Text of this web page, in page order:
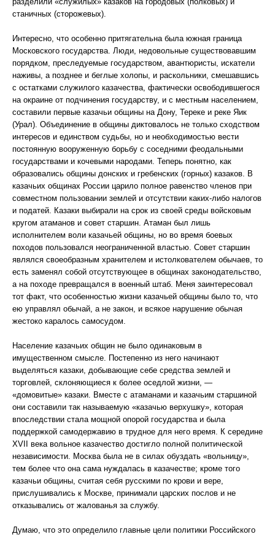
станичных (сторожевых).
Интересно, что особенно притягательна была южная граница
Московского государства. Люди, недовольные существовавшим
порядком, преследуемые государством, авантюристы, искатели
наживы, а позднее и беглые холопы, и раскольники, смешавшись
с остатками служилого казачества, фактически освободившегося
на окраине от подчинения государству, и с местным населением,
составили первые казачьи общины на Дону, Тереке и реке Яик
(Урал). Объединение в общины диктовалось не только сходством
интересов и единством судьбы, но и необходимостью вести
постоянную вооруженную борьбу с соседними феодальными
государствами и кочевыми народами. Теперь понятно, как
образовались общины донских и гребенских (горных) казаков. В
казачьих общинах России царило полное равенство членов при
совместном пользовании землей и отсутствии каких-либо налогов
и податей. Казаки выбирали на срок из своей среды войсковым
кругом атаманов и совет старшин. Атаман был лишь
исполнителем воли казачьей общины, но во время боевых
походов пользовался неограниченной властью. Совет старшин
являлся своеобразным хранителем и истолкователем обычаев, то
есть заменял собой отсутствующее в общинах законодательство,
а на походе превращался в военный штаб. Меня заинтересовал
тот факт, что особенностью жизни казачьей общины было то, что
ею управлял обычай, а не закон, и всякое нарушение обычая
жестоко каралось самосудом.
Население казачьих общин не было одинаковым в
имущественном смысле. Постепенно из него начинают
выделяться казаки, добывающие себе средства землей и
торговлей, склоняющиеся к более оседлой жизни, —
«домовитые» казаки. Вместе с атаманами и казачьим старшиной
они составили так называемую «казачью верхушку», которая
впоследствии стала мощной опорой государства и была
поддержкой самодержавию в трудное для него время. К середине
XVII века вольное казачество достигло полной политической
независимости. Москва была не в силах обуздать «вольницу»,
тем более что она сама нуждалась в казачестве; кроме того
казачьи общины, считая себя русскими по крови и вере,
прислушивались к Москве, принимали царских послов и не
отказывались от жалованья за службу.
Думаю, что это определило главные цели политики Российского